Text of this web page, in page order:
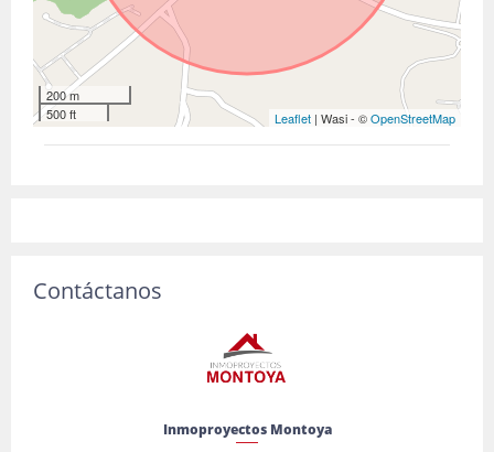
200 m
500 ft
Leaflet | Wasi - ©OpenStreetMap
Contáctanos
Inmoproyectos Montoya